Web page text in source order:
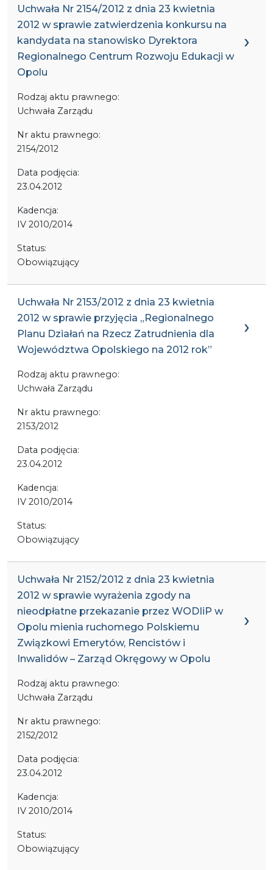
Uchwała Nr 2154/2012 z dnia 23 kwietnia
2012 w sprawie zatwierdzenia konkursu na
kandydata na stanowisko Dyrektora
Regionalnego Centrum Rozwoju Edukacji w
Opolu
Rodzaj aktu prawnego:
Uchwała Zarządu
Nr aktu prawnego:
2154/2012
Data podjęcia:
23.04.2012
Kadencja:
IV 2010/2014
Status:
Obowiązujący
Uchwała Nr 2153/2012 z dnia 23 kwietnia
2012 w sprawie przyjęcia „Regionalnego
Planu Działań na Rzecz Zatrudnienia dla
Województwa Opolskiego na 2012 rok”
Rodzaj aktu prawnego:
Uchwała Zarządu
Nr aktu prawnego:
2153/2012
Data podjęcia:
23.04.2012
Kadencja:
IV 2010/2014
Status:
Obowiązujący
Uchwała Nr 2152/2012 z dnia 23 kwietnia
2012 w sprawie wyrażenia zgody na
nieodpłatne przekazanie przez WODIiP w
Opolu mienia ruchomego Polskiemu
Związkowi Emerytów, Rencistów i
Inwalidów – Zarząd Okręgowy w Opolu
Rodzaj aktu prawnego:
Uchwała Zarządu
Nr aktu prawnego:
2152/2012
Data podjęcia:
23.04.2012
Kadencja:
IV 2010/2014
Status:
Obowiązujący